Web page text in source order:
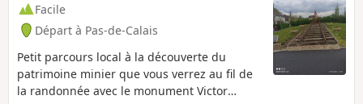
Facile
Départ à Pas-de-Calais
Petit parcours local à la découverte du
patrimoine minier que vous verrez au fil de
la randonnée avec le monument Victor